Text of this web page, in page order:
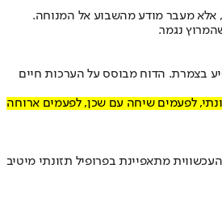
אלא מעבר מודע מהשבוע אל המנוחה.
נגמר.
נוספות המשיכו להופיע בצמרת. הדוח מבוסס על הערכות חיים
לפעמים שיחה עם שכן, לפעמים ארוחה
מתאפיינת בפרופיל תזונתי מיטיב